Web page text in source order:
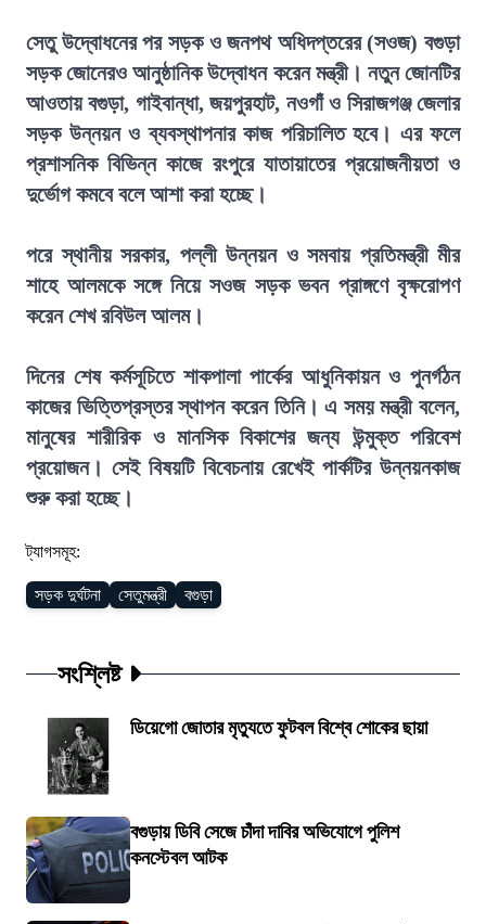
সেতু উদ্বোধনের পর সড়ক ও জনপথ অধিদপ্তরের (সওজ) বগুড়া
সড়ক জোনেরও আনুষ্ঠানিক উদ্বোধন করেন মন্ত্রী। নতুন জোনটির
আওতায় বগুড়া, গাইবান্ধা, জয়পুরহাট, নওগাঁ ও সিরাজগঞ্জ জেলার
সড়ক উন্নয়ন ও ব্যবস্থাপনার কাজ পরিচালিত হবে। এর ফলে
প্রশাসনিক বিভিন্ন কাজে রংপুরে যাতায়াতের প্রয়োজনীয়তা ও
দুর্ভোগ কমবে বলে আশা করা হচ্ছে।
পরে স্থানীয় সরকার, পল্লী উন্নয়ন ও সমবায় প্রতিমন্ত্রী মীর
শাহে আলমকে সঙ্গে নিয়ে সওজ সড়ক ভবন প্রাঙ্গণে বৃক্ষরোপণ
করেন শেখ রবিউল আলম।
দিনের শেষ কর্মসূচিতে শাকপালা পার্কের আধুনিকায়ন ও পুনর্গঠন
কাজের ভিত্তিপ্রস্তর স্থাপন করেন তিনি। এ সময় মন্ত্রী বলেন,
মানুষের শারীরিক ও মানসিক বিকাশের জন্য উন্মুক্ত পরিবেশ
প্রয়োজন। সেই বিষয়টি বিবেচনায় রেখেই পার্কটির উন্নয়নকাজ
শুরু করা হচ্ছে।
ট্যাগসমূহ:
সড়ক দুর্ঘটনা সেতুমন্ত্রী বগুড়া
সংশ্লিষ্ট
ডিয়েগো জোতার মৃত্যুতে ফুটবল বিশ্বে শোকের ছায়া
বগুড়ায় ডিবি সেজে চাঁদা দাবির অভিযোগে পুলিশ
কনস্টেবল আটক